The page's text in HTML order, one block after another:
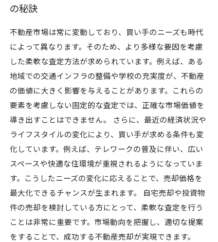
の秘訣
不動産市場は常に変動しており、買い手のニーズも時代
によって異なります。そのため、より多様な要因を考慮
した柔軟な査定方法が求められています。例えば、ある
地域での交通インフラの整備や学校の充実度が、不動産
の価値に大きく影響を与えることがあります。これらの
要素を考慮しない固定的な査定では、正確な市場価値を
導き出すことはできません。 さらに、最近の経済状況や
ライフスタイルの変化により、買い手が求める条件も変
化しています。例えば、テレワークの普及に伴い、広い
スペースや快適な住環境が重視されるようになっていま
す。こうしたニーズの変化に応えることで、売却価格を
最大化できるチャンスが生まれます。 自宅売却や投資物
件の売却を検討している方にとって、柔軟な査定を行う
ことは非常に重要です。市場動向を把握し、適切な提案
をすることで、成功する不動産売却が実現できます。